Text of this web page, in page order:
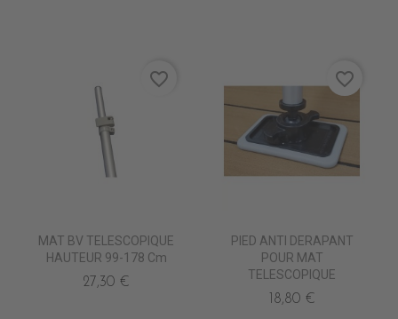
MAT BV TELESCOPIQUE
HAUTEUR 99-178 Cm
27,30 €
favorite_border
PIED ANTI DERAPANT
POUR MAT
TELESCOPIQUE
18,80 €
favorite_border